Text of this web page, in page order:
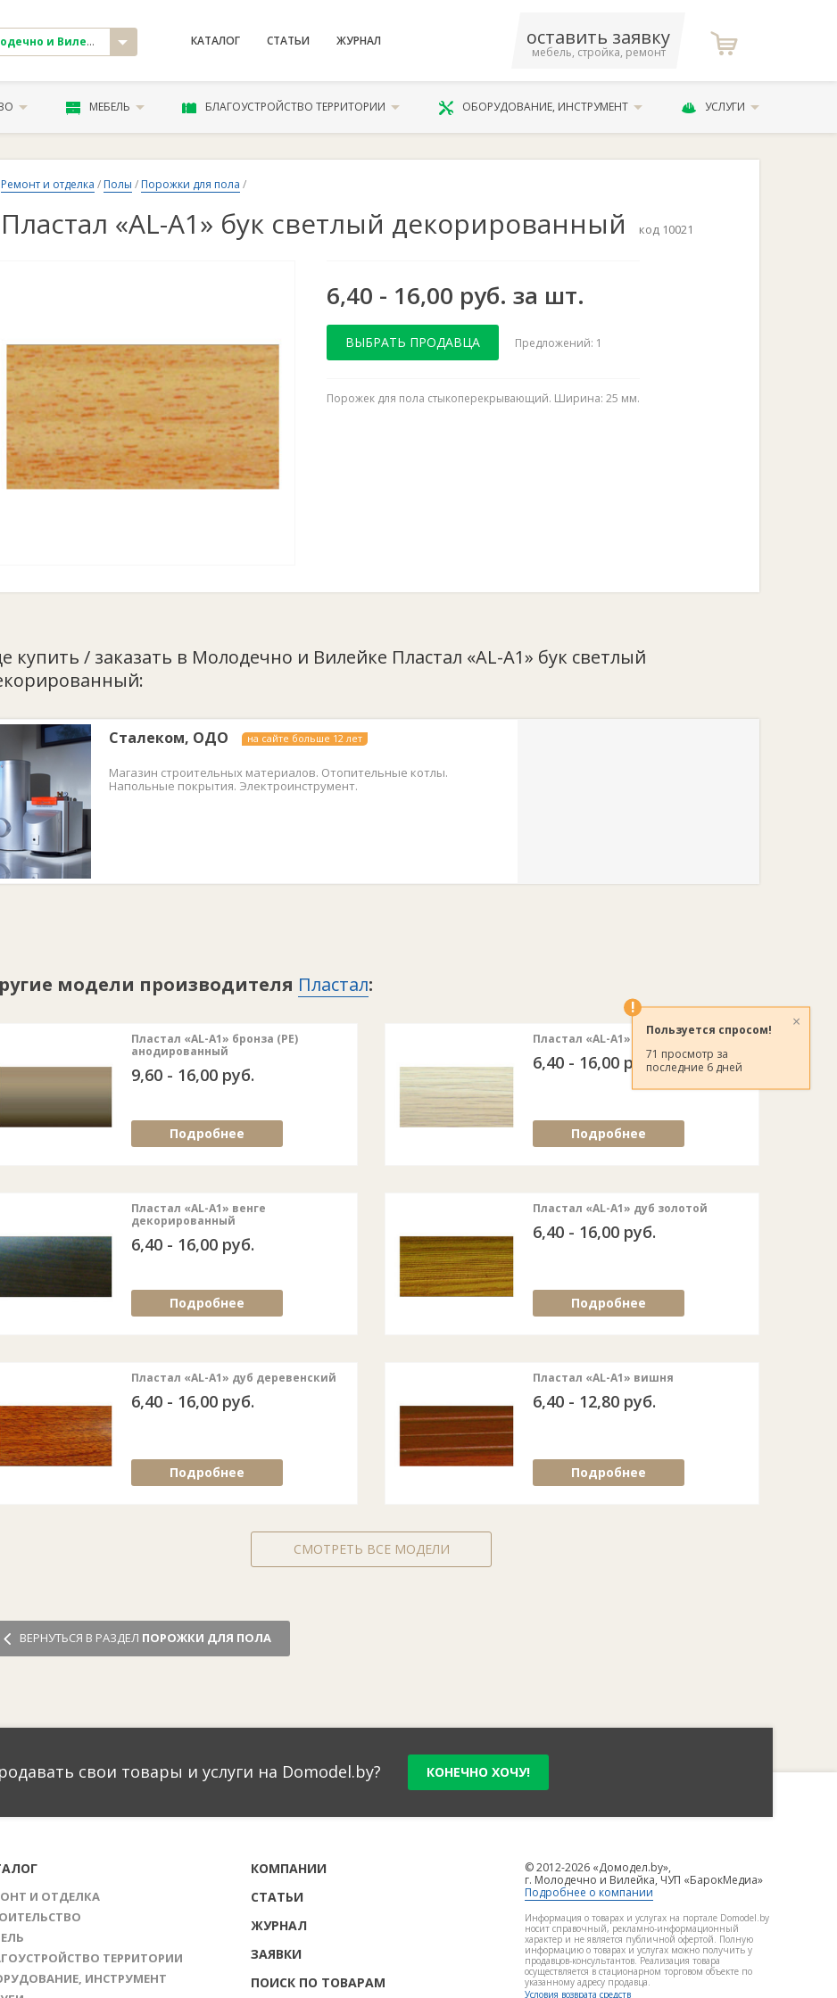
и Вилейка КАТАЛОГ СТАТЬИ ЖУРНАЛ оставить заявку
мебель, стройка, ремонт
МЕБЕЛЬ БЛАГОУСТРОЙСТВО ТЕРРИТОРИИ ОБОРУДОВАНИЕ, ИНСТРУМЕНТ УСЛУГИ
!
×
Пользуется спросом!
71 просмотр за
последние 6 дней
Ремонт и отделка / Полы / Порожки для пола /
Пластал «AL-A1» бук светлый декорированный код 10021
6,40 - 16,00 руб. за шт.
ВЫБРАТЬ ПРОДАВЦА Предложений: 1
Порожек для пола стыкоперекрывающий. Ширина: 25 мм.
купить / заказать в Молодечно и Вилейке Пластал «AL-A1» бук светлый
Сталеком, ОДО на сайте больше 12 лет
Магазин строительных материалов. Отопительные котлы.
Напольные покрытия. Электроинструмент.
модели производителя Пластал:
Пластал «AL-A1» бронза (PE)
анодированный
9,60 - 16,00 руб.
Подробнее
Пластал «AL-A1» дуб белёный
6,40 - 16,00 руб.
Подробнее
Пластал «AL-A1» венге
декорированный
6,40 - 16,00 руб.
Подробнее
Пластал «AL-A1» дуб золотой
6,40 - 16,00 руб.
Подробнее
Пластал «AL-A1» дуб деревенский
6,40 - 16,00 руб.
Подробнее
Пластал «AL-A1» вишня
6,40 - 12,80 руб.
Подробнее
СМОТРЕТЬ ВСЕ МОДЕЛИ
ВЕРНУТЬСЯ В РАЗДЕЛ ПОРОЖКИ ДЛЯ ПОЛА
свои товары и услуги на Domodel.by? КОНЕЧНО ХОЧУ!
И ОТДЕЛКА
ТЕРРИТОРИИ
ИНСТРУМЕНТ
КОМПАНИИ
СТАТЬИ
ЖУРНАЛ
ЗАЯВКИ
ПОИСК ПО ТОВАРАМ
© 2012-2026 «Домодел.by»,
г. Молодечно и Вилейка, ЧУП «БарокМедиа»
Подробнее о компании
Информация о товарах и услугах на портале Domodel.by
носит справочный, рекламно-информационный
характер и не является публичной офертой. Полную
информацию о товарах и услугах можно получить у
продавцов-консультантов. Реализация товара
осуществляется в стационарном торговом объекте по
указанному адресу продавца.
Условия возврата средств